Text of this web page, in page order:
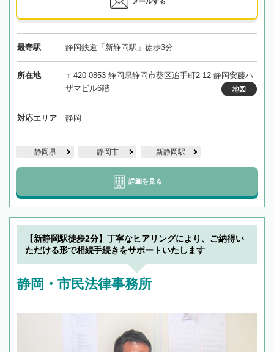
最寄駅 静岡鉄道「新静岡駅」徒歩3分
所在地
〒420-0853 静岡県静岡市葵区追手町2-12 静岡安藤ハ
ザマビル6階
地図
対応エリア 静岡
静岡県 静岡市 新静岡駅
詳細を見る
【新静岡駅徒歩2分】丁寧なヒアリングにより、ご納得い
ただける形で相続手続きをサポートいたします
静岡・市民法律事務所